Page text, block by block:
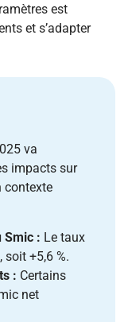
est
et s’adapter
va
impacts sur
contexte
Smic : Le taux
soit +5,6 %.
: Certains
net